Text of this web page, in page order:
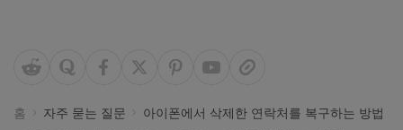
개요
회사 소개
뉴스룸
특징
프로그램
데스크탑
탐색 및 발견
홈 자주 묻는 질문 아이폰에서 삭제한 연락처를 복구하는 방법